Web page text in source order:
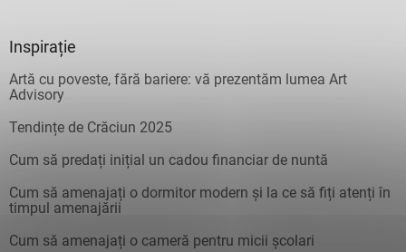
Inspirație
Artă cu poveste, fără bariere: vă prezentăm lumea Art
Advisory
Tendințe de Crăciun 2025
Cum să predați inițial un cadou financiar de nuntă
Cum să amenajați o dormitor modern și la ce să fiți atenți în
timpul amenajării
Cum să amenajați o cameră pentru micii școlari